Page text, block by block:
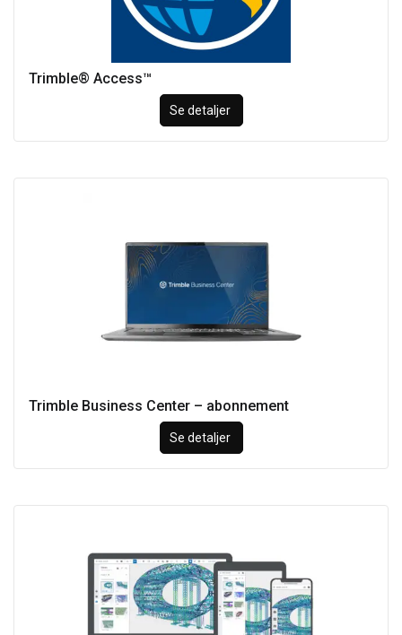
Trimble® Access™
Se detaljer
Trimble Business Center – abonnement
Se detaljer